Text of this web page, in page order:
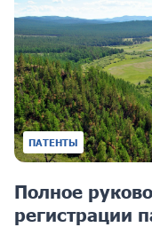
ПАТЕНТЫ
Полное
регистрации